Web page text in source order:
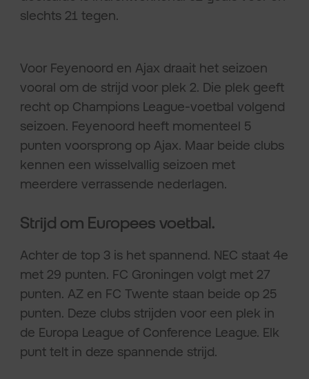
slechts 21 tegen.
Voor Feyenoord en Ajax draait het seizoen
vooral om de strijd voor plek 2. Die plek geeft
recht op Champions League-voetbal volgend
seizoen. Feyenoord heeft momenteel 5
punten voorsprong op Ajax. Maar beide clubs
kennen een wisselvallig seizoen met
meerdere verrassende nederlagen.
Strijd om Europees voetbal.
Achter de top 3 is het spannend. NEC staat 4e
met 29 punten. FC Groningen volgt met 27
punten. AZ en FC Twente staan beide op 25
punten. Deze clubs strijden voor een plek in
de Europa League of Conference League. Elk
punt telt in deze spannende strijd.